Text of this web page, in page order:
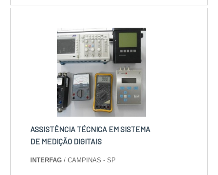
no corte sem deformar o material.
ASSISTÊNCIA TÉCNICA EM SISTEMA
DE MEDIÇÃO DIGITAIS
INTERFAG / CAMPINAS - SP